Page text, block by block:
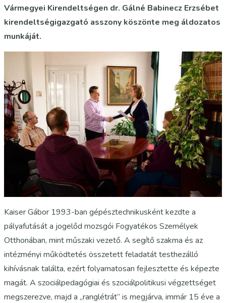
Vármegyei Kirendeltségen dr. Gálné Babinecz Erzsébet
kirendeltségigazgató asszony köszönte meg áldozatos
munkáját.
Kaiser Gábor 1993-ban gépésztechnikusként kezdte a
pályafutását a jogelőd mozsgói Fogyatékos Személyek
Otthonában, mint műszaki vezető. A segítő szakma és az
intézményi működtetés összetett feladatát testhezálló
kihívásnak találta, ezért folyamatosan fejlesztette és képezte
magát. A szociálpedagógiai és szociálpolitikusi végzettséget
megszerezve, majd a „ranglétrát” is megjárva, immár 15 éve a